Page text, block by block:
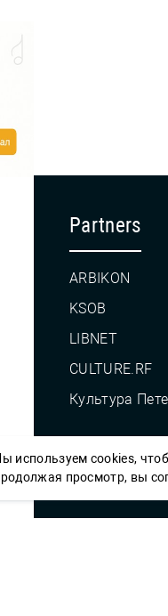
Partners
ARBIKON
KSOB
LIBNET
CULTURE.RF
Культура
© СПб ГБУК
используем cookies,
просмотр, вы